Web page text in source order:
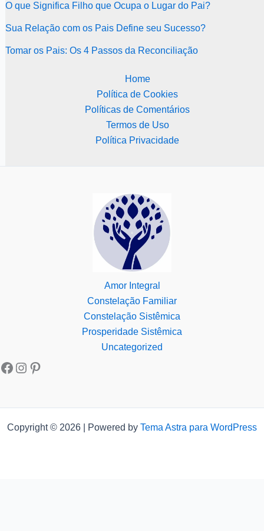
O que Significa Filho que Ocupa o Lugar do Pai?
Sua Relação com os Pais Define seu Sucesso?
Tomar os Pais: Os 4 Passos da Reconciliação
Home
Política de Cookies
Políticas de Comentários
Termos de Uso
Política Privacidade
Amor Integral
Constelação Familiar
Constelação Sistêmica
Prosperidade Sistêmica
Uncategorized
Copyright © 2026 | Powered by Tema Astra para WordPress